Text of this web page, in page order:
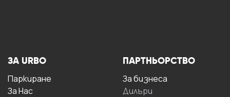
ЗА URBO
Паркиране
За Hас
ПАРТНЬОРСТВО
За бизнесa
Дилъри